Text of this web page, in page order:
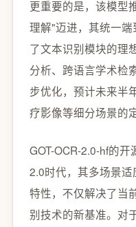
更重要的是，该模型
理解"迈进，其统一
了文本识别模块的理
分析、跨语言学术检
步优化，预计未来半
疗影像等细分场景的
GOT-OCR-2.0-hf的
2.0时代，其多场景
特性，不仅解决了当
别技术的新基准。对